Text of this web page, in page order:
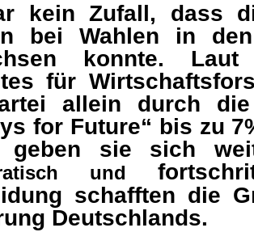
kein Zufall, dass
bei Wahlen in
konnte. Laut
für
allein durch
for Future“ bis zu
geben sie sich
und
schafften die
Deutschlands.